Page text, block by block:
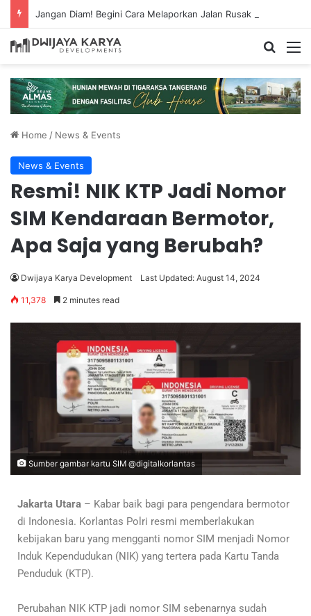
Home / News & Events
News & Events
Resmi! NIK KTP Jadi Nomor
SIM Kendaraan Bermotor,
Apa Saja yang Berubah?
Dwijaya Karya Development Last Updated: August 14, 2024
11,378 2 minutes read
Sumber gambar kartu SIM @digitalkorlantas
Jakarta Utara – Kabar baik bagi para pengendara bermotor
di Indonesia. Korlantas Polri resmi memberlakukan
kebijakan baru yang mengganti nomor SIM menjadi Nomor
Induk Kependudukan (NIK) yang tertera pada Kartu Tanda
Penduduk (KTP).
Perubahan NIK KTP jadi nomor SIM sebenarnya sudah